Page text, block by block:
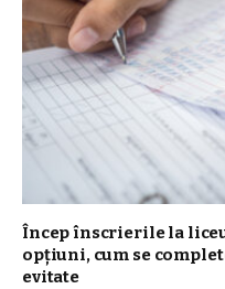
Încep înscrierile la liceu
opțiuni, cum se
evitate